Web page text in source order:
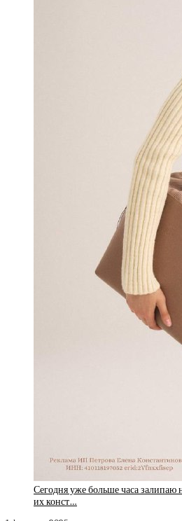
Сегодня уже больше часа залипаю
их конст…